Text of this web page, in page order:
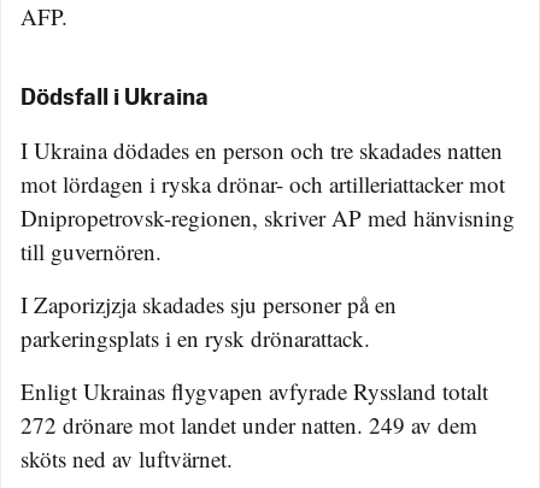
AFP.
Dödsfall i Ukraina
I Ukraina dödades en person och tre skadades natten
mot lördagen i ryska drönar- och artilleriattacker mot
Dnipropetrovsk-regionen, skriver AP med hänvisning
till guvernören.
I Zaporizjzja skadades sju personer på en
parkeringsplats i en rysk drönarattack.
Enligt Ukrainas flygvapen avfyrade Ryssland totalt
272 drönare mot landet under natten. 249 av dem
sköts ned av luftvärnet.